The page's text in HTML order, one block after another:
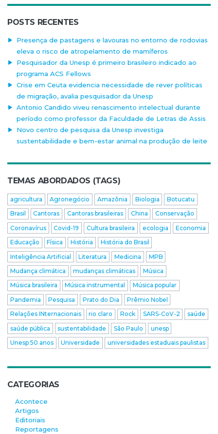
POSTS RECENTES
Presença de pastagens e lavouras no entorno de rodovias
eleva o risco de atropelamento de mamíferos
Pesquisador da Unesp é primeiro brasileiro indicado ao
programa ACS Fellows
Crise em Ceuta evidencia necessidade de rever políticas
de migração, avalia pesquisador da Unesp
Antonio Candido viveu renascimento intelectual durante
período como professor da Faculdade de Letras de Assis
Novo centro de pesquisa da Unesp investiga
sustentabilidade e bem-estar animal na produção de leite
TEMAS ABORDADOS (TAGS)
agricultura Agronegócio Amazônia Biologia
Botucatu
Brasil
Cantoras Cantoras brasileiras China
Conservação
Coronavírus
Covid-19 Cultura brasileira ecologia
Economia
Educação
Física História
História do Brasil
Inteligência Artificial
Literatura Medicina
MPB
Mudança climática
mudanças climáticas
Música
Música brasileira
Música instrumental
Música popular
Pandemia
Pesquisa Prato do Dia
Prêmio Nobel
Relações INternacionais
rio claro Rock SARS-CoV-2
saúde
saúde pública
sustentabilidade São Paulo
unesp
Unesp 50 anos
Universidade universidades estaduais paulistas
CATEGORIAS
Acontece
Artigos
Editoriais
Reportagens